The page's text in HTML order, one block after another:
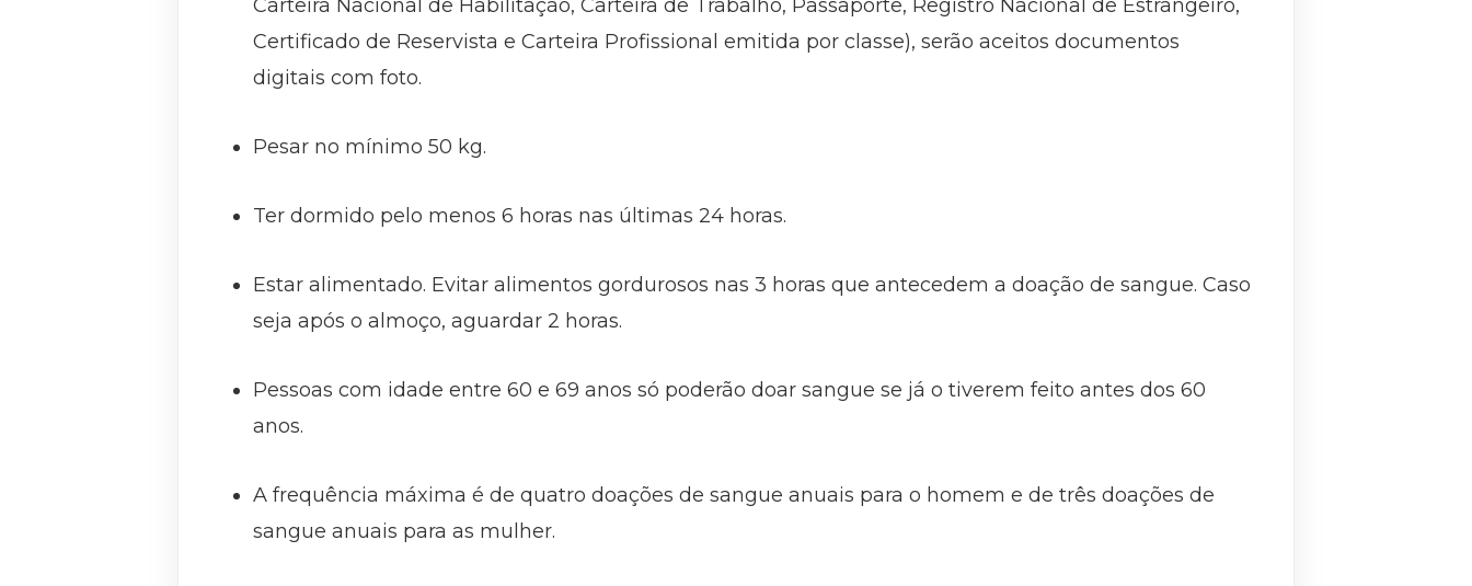
Carteira Nacional de Habilitação, Carteira de Trabalho, Passaporte, Registro Nacional de Estrangeiro,
Certificado de Reservista e Carteira Profissional emitida por classe), serão aceitos documentos
digitais com foto.
Pesar no mínimo 50 kg.
Ter dormido pelo menos 6 horas nas últimas 24 horas.
Estar alimentado. Evitar alimentos gordurosos nas 3 horas que antecedem a doação de sangue. Caso
seja após o almoço, aguardar 2 horas.
Pessoas com idade entre 60 e 69 anos só poderão doar sangue se já o tiverem feito antes dos 60
anos.
A frequência máxima é de quatro doações de sangue anuais para o homem e de três doações de
sangue anuais para as mulher.